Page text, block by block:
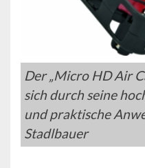
Der „Micro HD Air
sich durch seine
und praktische
Stadlbauer